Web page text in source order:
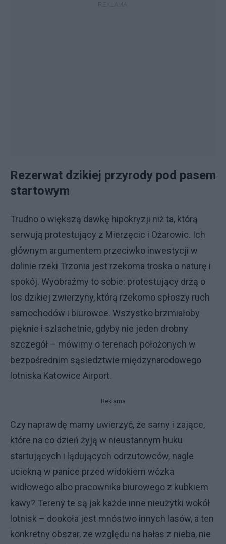
Rezerwat dzikiej przyrody pod pasem
startowym
Trudno o większą dawkę hipokryzji niż ta, którą
serwują protestujący z Mierzęcic i Ożarowic. Ich
głównym argumentem przeciwko inwestycji w
dolinie rzeki Trzonia jest rzekoma troska o naturę i
spokój. Wyobraźmy to sobie: protestujący drżą o
los dzikiej zwierzyny, którą rzekomo spłoszy ruch
samochodów i biurowce. Wszystko brzmiałoby
pięknie i szlachetnie, gdyby nie jeden drobny
szczegół – mówimy o terenach położonych w
bezpośrednim sąsiedztwie międzynarodowego
lotniska Katowice Airport.
Reklama
Czy naprawdę mamy uwierzyć, że sarny i zające,
które na co dzień żyją w nieustannym huku
startujących i lądujących odrzutowców, nagle
uciekną w panice przed widokiem wózka
widłowego albo pracownika biurowego z kubkiem
kawy? Tereny te są jak każde inne nieużytki wokół
lotnisk – dookoła jest mnóstwo innych lasów, a ten
konkretny obszar, ze względu na hałas z nieba, nie